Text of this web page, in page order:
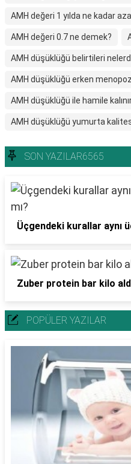
AMH değeri 1 yılda ne kadar
AMH değeri 0.7 ne demek?
AMH düşüklüğü belirtileri
AMH düşüklüğü erken
AMH düşüklüğü ile hamile
AMH düşüklüğü yumurta
SON YAZILAR6565
Üçgendeki kurallar aynı
Zuber protein bar kilo
POPÜLER YAZILAR